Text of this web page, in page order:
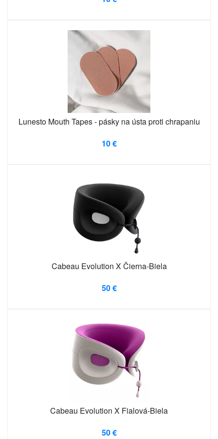
Lunesto Mouth Tapes - pásky na ústa proti chrapaniu
10 €
Cabeau Evolution X Čierna-Biela
50 €
Cabeau Evolution X Fialová-Biela
50 €